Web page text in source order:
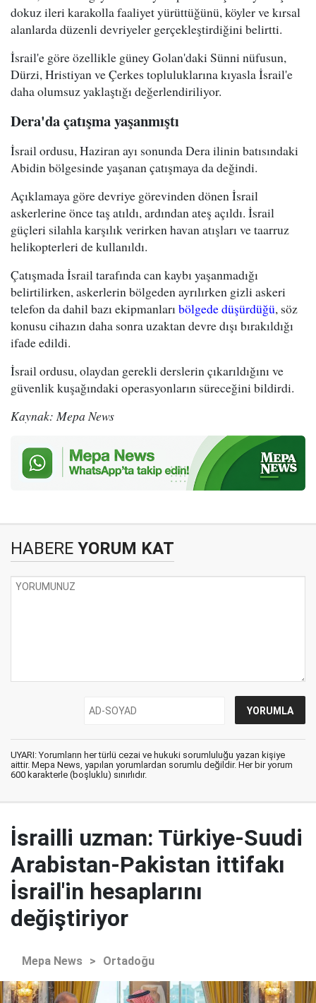
dokuz ileri karakolla faaliyet yürüttüğünü, köyler ve kırsal
alanlarda düzenli devriyeler gerçekleştirdiğini belirtti.
İsrail'e göre özellikle güney Golan'daki Sünni nüfusun,
Dürzi, Hristiyan ve Çerkes topluluklarına kıyasla İsrail'e
daha olumsuz yaklaştığı değerlendiriliyor.
Dera'da çatışma yaşanmıştı
İsrail ordusu, Haziran ayı sonunda Dera ilinin batısındaki
Abidin bölgesinde yaşanan çatışmaya da değindi.
Açıklamaya göre devriye görevinden dönen İsrail
askerlerine önce taş atıldı, ardından ateş açıldı. İsrail
güçleri silahla karşılık verirken havan atışları ve taarruz
helikopterleri de kullanıldı.
Çatışmada İsrail tarafında can kaybı yaşanmadığı
belirtilirken, askerlerin bölgeden ayrılırken gizli askeri
telefon da dahil bazı ekipmanlarıbölgede düşürdüğü, söz
konusu cihazın daha sonra uzaktan devre dışı bırakıldığı
ifade edildi.
İsrail ordusu, olaydan gerekli derslerin çıkarıldığını ve
güvenlik kuşağındaki operasyonların süreceğini bildirdi.
Kaynak: Mepa News
HABERE YORUM KAT
UYARI: Yorumların her türlü cezai ve hukuki sorumluluğu yazan kişiye
aittir. Mepa News, yapılan yorumlardan sorumlu değildir. Her bir yorum
600 karakterle (boşluklu) sınırlıdır.
İsrailli uzman: Türkiye-Suudi
Arabistan-Pakistan ittifakı
İsrail'in hesaplarını
değiştiriyor
Mepa News > Ortadoğu